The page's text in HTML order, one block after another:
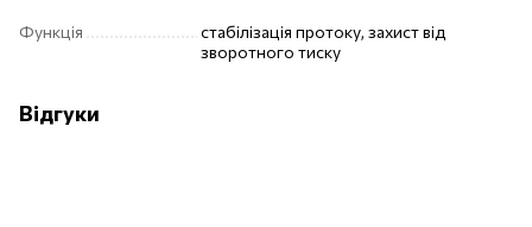
Функція
стабілізація протоку, захист від
зворотного тиску
Відгуки